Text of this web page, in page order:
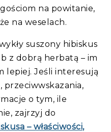
na powitanie,
na weselach.
suszony hibiskus
z dobrą herbatą – im
lepiej. Jeśli interesują
przeciwwskazania,
o tym, ile
zajrzyj do
– właściwości,